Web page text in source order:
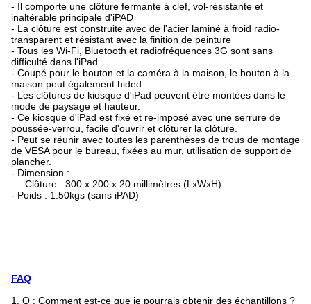
- Il comporte une clôture fermante à clef, vol-résistante et
inaltérable principale d'iPAD
- La clôture est construite avec de l'acier laminé à froid radio-
transparent et résistant avec la finition de peinture
- Tous les Wi-Fi, Bluetooth et radiofréquences 3G sont sans
difficulté dans l'iPad.
- Coupé pour le bouton et la caméra à la maison, le bouton à la
maison peut également hided.
- Les clôtures de kiosque d'iPad peuvent être montées dans le
mode de paysage et hauteur.
- Ce kiosque d'iPad est fixé et re-imposé avec une serrure de
poussée-verrou, facile d'ouvrir et clôturer la clôture.
- Peut se réunir avec toutes les parenthèses de trous de montage
de VESA pour le bureau, fixées au mur, utilisation de support de
plancher.
- Dimension :
Clôture : 300 x 200 x 20 millimètres (LxWxH)
- Poids : 1.50kgs (sans iPAD)
FAQ
1. Q : Comment est-ce que je pourrais obtenir des échantillons ?